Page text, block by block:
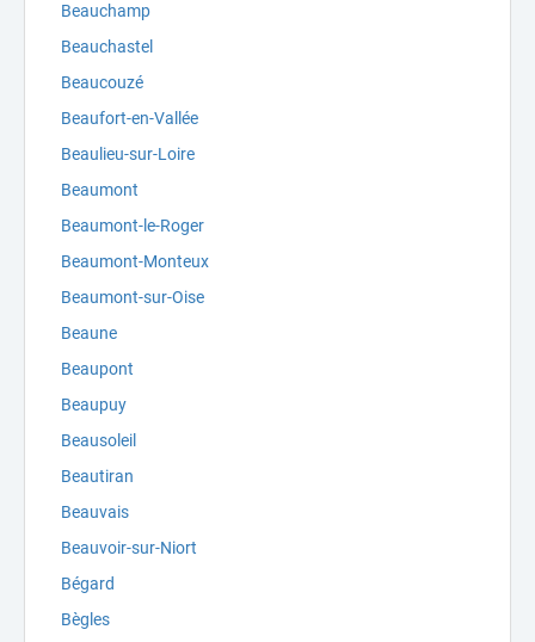
Beauchamp
Beauchastel
Beaucouzé
Beaufort-en-Vallée
Beaulieu-sur-Loire
Beaumont
Beaumont-le-Roger
Beaumont-Monteux
Beaumont-sur-Oise
Beaune
Beaupont
Beaupuy
Beausoleil
Beautiran
Beauvais
Beauvoir-sur-Niort
Bégard
Bègles